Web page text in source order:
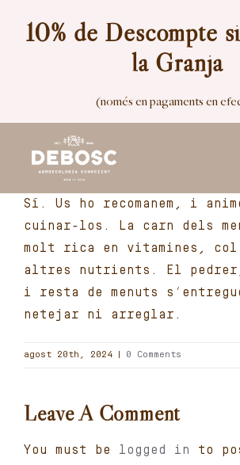
10% de Descompte
la Granja
(només en pagaments en
Contacte
Sí. Us ho recomanem, i
cuinar-los. La carn dels
molt rica en vitamines,
altres nutrients. El
i resta de menuts
netejar ni arreglar.
agost 20th, 2024 0 Comments
Leave A Comment
You must be logged in
to